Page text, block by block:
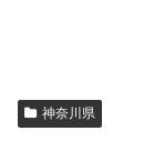
神奈川県